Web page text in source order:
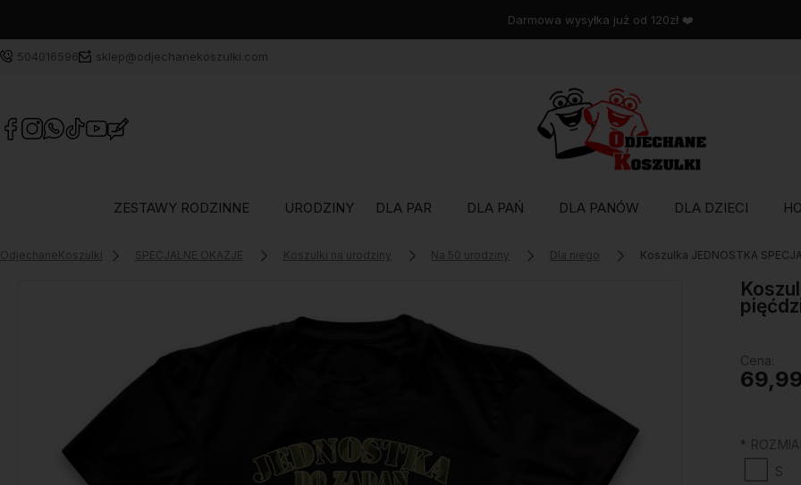
Wysyłka w 48 godzin
504016596 sklep@odjechanekoszulki.com
ZESTAWY RODZINNE URODZINY DLA PAR DLA PAŃ DLA PANÓW DLA DZIECI
OdjechaneKoszulki SPECJALNE OKAZJE Koszulki na urodziny Na 50 urodziny Dla niego Koszulka JEDNOSTKA
Cena:
*
S